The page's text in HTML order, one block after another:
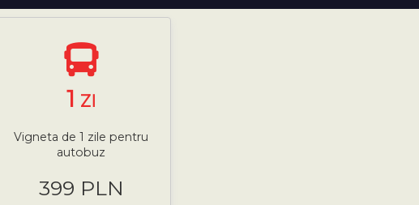
1 ZI
Vigneta de 1 zile pentru
autobuz
399 PLN